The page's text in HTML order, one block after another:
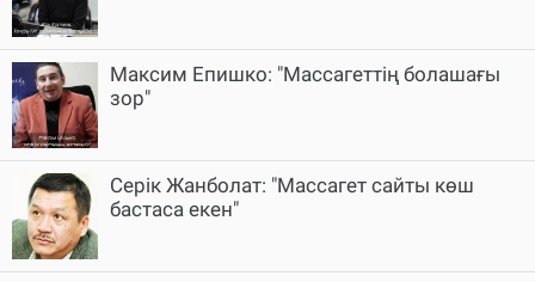
Максим Епишко: "Массагеттің болашағы
зор"
Серік Жанболат: "Массагет сайты көш
бастаса екен"